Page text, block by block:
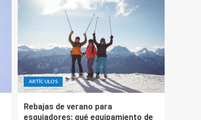
ARTÍCULOS
Rebajas de verano para
esquiadores: qué equipamiento de